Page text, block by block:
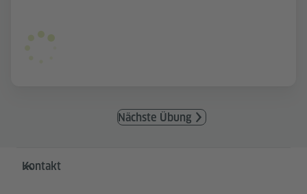
Nächste Übung
Service- und Informationsbereich
Kontakt